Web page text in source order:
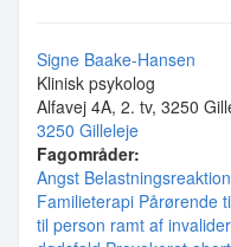
Signe Baake-Hansen
Klinisk psykolog
Alfavej 4A, 2. tv, 3250
3250 Gilleleje
Fagområder:
Angst
Familieterapi Pårørende
til person ramt af